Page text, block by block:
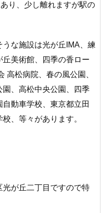
り、少し離れますが駅の
な施設は光が丘IMA、練
美術館、四季の香ロー
高松病院、春の風公園、
、高松中央公園、四季
動車学校、東京都立田
、等々があります。
が丘二丁目ですので特